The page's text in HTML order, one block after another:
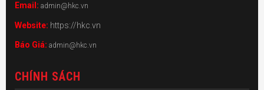
Email: admin@hkc.vn
Website: https://hkc.vn
Báo Giá: admin@hkc.vn
CHÍNH SÁCH